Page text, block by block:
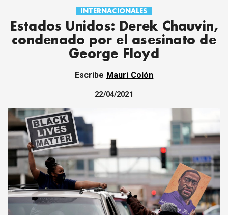
POLÍTICAS
INTERNACIONALES
MOVIMIENTO OBRERO
MUJER
SOCIEDAD Y CULTURA
JUVENTUD
CORREO DE LECTORES
DECLARACIONES
OPINIÓN
ALTAMIRA RESPONDE
Política Obrera Revista
CONTACTO
INTERNACIONALES
Estados Unidos: Derek Chauvin,
condenado por el asesinato de
George Floyd
Escribe Mauri Colón
22/04/2021